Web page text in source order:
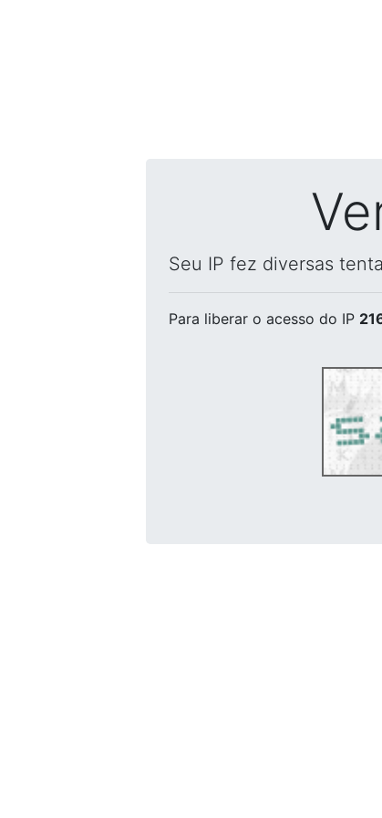
Seu IP fez diversas
Para liberar o acesso do IP